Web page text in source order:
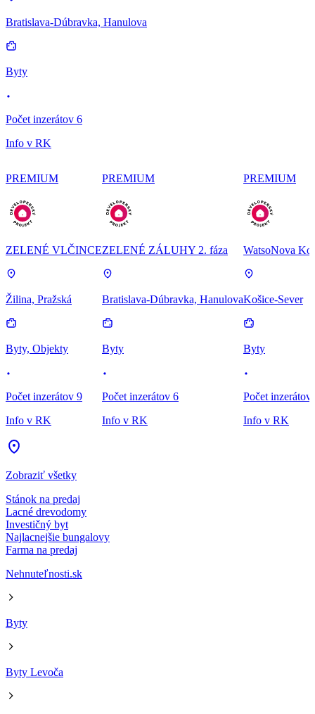
Bratislava-Dúbravka, Hanulova
Byty
Počet inzerátov 6
Info v RK
PREMIUM
ZELENÉ VLČINCE
Žilina, Pražská
Byty, Objekty
Počet inzerátov 9
Info v RK
PREMIUM
ZELENÉ ZÁLUHY 2. fáza
Bratislava-Dúbravka, Hanulova
Byty
Počet inzerátov 6
Info v RK
PREMIUM
WatsoNova
Košice-Sever
Byty
Počet inzerátov
Info v RK
Zobraziť všetky
Stánok na predaj
Lacné drevodomy
Investičný byt
Najlacnejšie bungalovy
Farma na predaj
Nehnuteľnosti.sk
Byty
Byty Levoča